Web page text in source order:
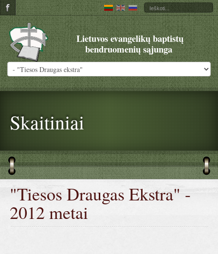
Lietuvos evangelikų baptistų
bendruomenių sąjunga
Skaitiniai
"Tiesos Draugas Ekstra" -
2012 metai